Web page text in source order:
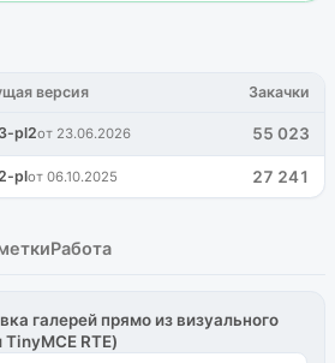
версия Закачки
pl2от 23.06.2026 55 023
plот 06.10.2025 27 241
Работа
галерей прямо из визуального
RTE)